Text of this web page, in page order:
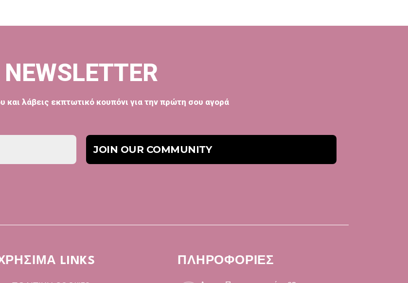
NEWSLETTER
και λάβεις εκπτωτικό κουπόνι για την πρώτη σου αγορά
LINKS ΠΛΗΡΟΦΟΡΙΕΣ